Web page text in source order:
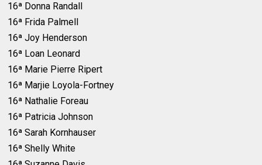
16ª Donna Randall
16ª Frida Palmell
16ª Joy Henderson
16ª Loan Leonard
16ª Marie Pierre Ripert
16ª Marjie Loyola-Fortney
16ª Nathalie Foreau
16ª Patricia Johnson
16ª Sarah Kornhauser
16ª Shelly White